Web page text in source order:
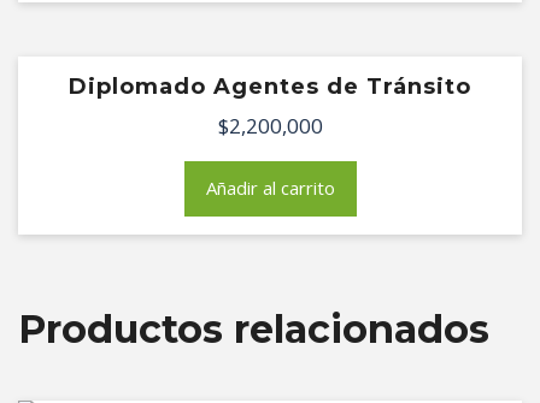
Diplomado Agentes de Tránsito
$2,200,000
Añadir al carrito
Productos relacionados